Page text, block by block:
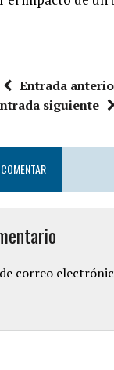
Entrada
siguiente
correo